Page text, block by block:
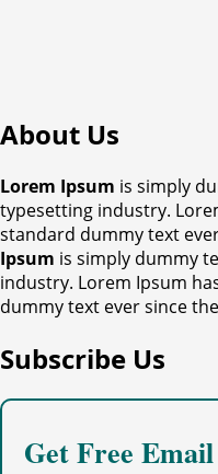
About Us
Lorem Ipsum is simply
typesetting industry.
standard dummy text
Ipsum is simply dummy
industry. Lorem Ipsum
dummy text ever since
Subscribe Us
Get Free